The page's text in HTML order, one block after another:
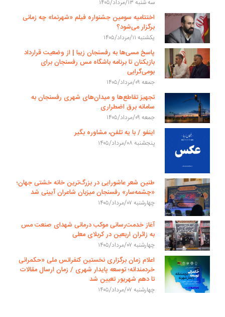
سه شنبه ۱۳/مرداد/۱۴۰۵
اختتامیه سومین جشنواره فیلم «شهرنما» چه زمانی
برگزار می‌شود؟
یکشنبه ۱۱/مرداد/۱۴۰۵
پاسخ مسی‌ها به رفسنجان زیبا | از وضعیت قرارداد
بازیکنان تا برنامه باشگاه مس رفسنجان برای
بومی‌گرایی
جمعه ۰۹/مرداد/۱۴۰۵
تجهیز تقاطع‌ها و میدان‌های شهری رفسنجان به
سامانه برق اضطراری
جمعه ۰۹/مرداد/۱۴۰۵
اینفو / با یه تلفن، مشاوره بگیر
پنجشنبه ۰۸/مرداد/۱۴۰۵
طنین شعر عاشورایی در بزرگ‌ترین خانه خشتی جهان؛
«چشمه‌سار» رفسنجان میزبان شاعران آیینی شد
چهارشنبه ۰۷/مرداد/۱۴۰۵
آغاز خدمت‌رسانی موکب درمانی شهدای صنعت مس
به زائران اربعین در کربلای معلی
چهارشنبه ۰۷/مرداد/۱۴۰۵
اعلام زمان برگزاری نخستین کنفرانس ملی «حکمرانی
خردمندانه؛ توسعه پایدار شهری / زمان ارسال مقالات
تا دهم شهریور تعیین شد
چهارشنبه ۰۷/مرداد/۱۴۰۵